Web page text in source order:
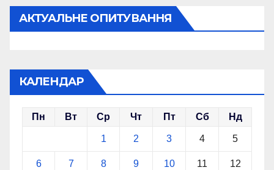
АКТУАЛЬНЕ ОПИТУВАННЯ
КАЛЕНДАР
Пн Вт Ср Чт Пт Сб Нд
1 2 3 4 5
6 7 8 9 10 11 12